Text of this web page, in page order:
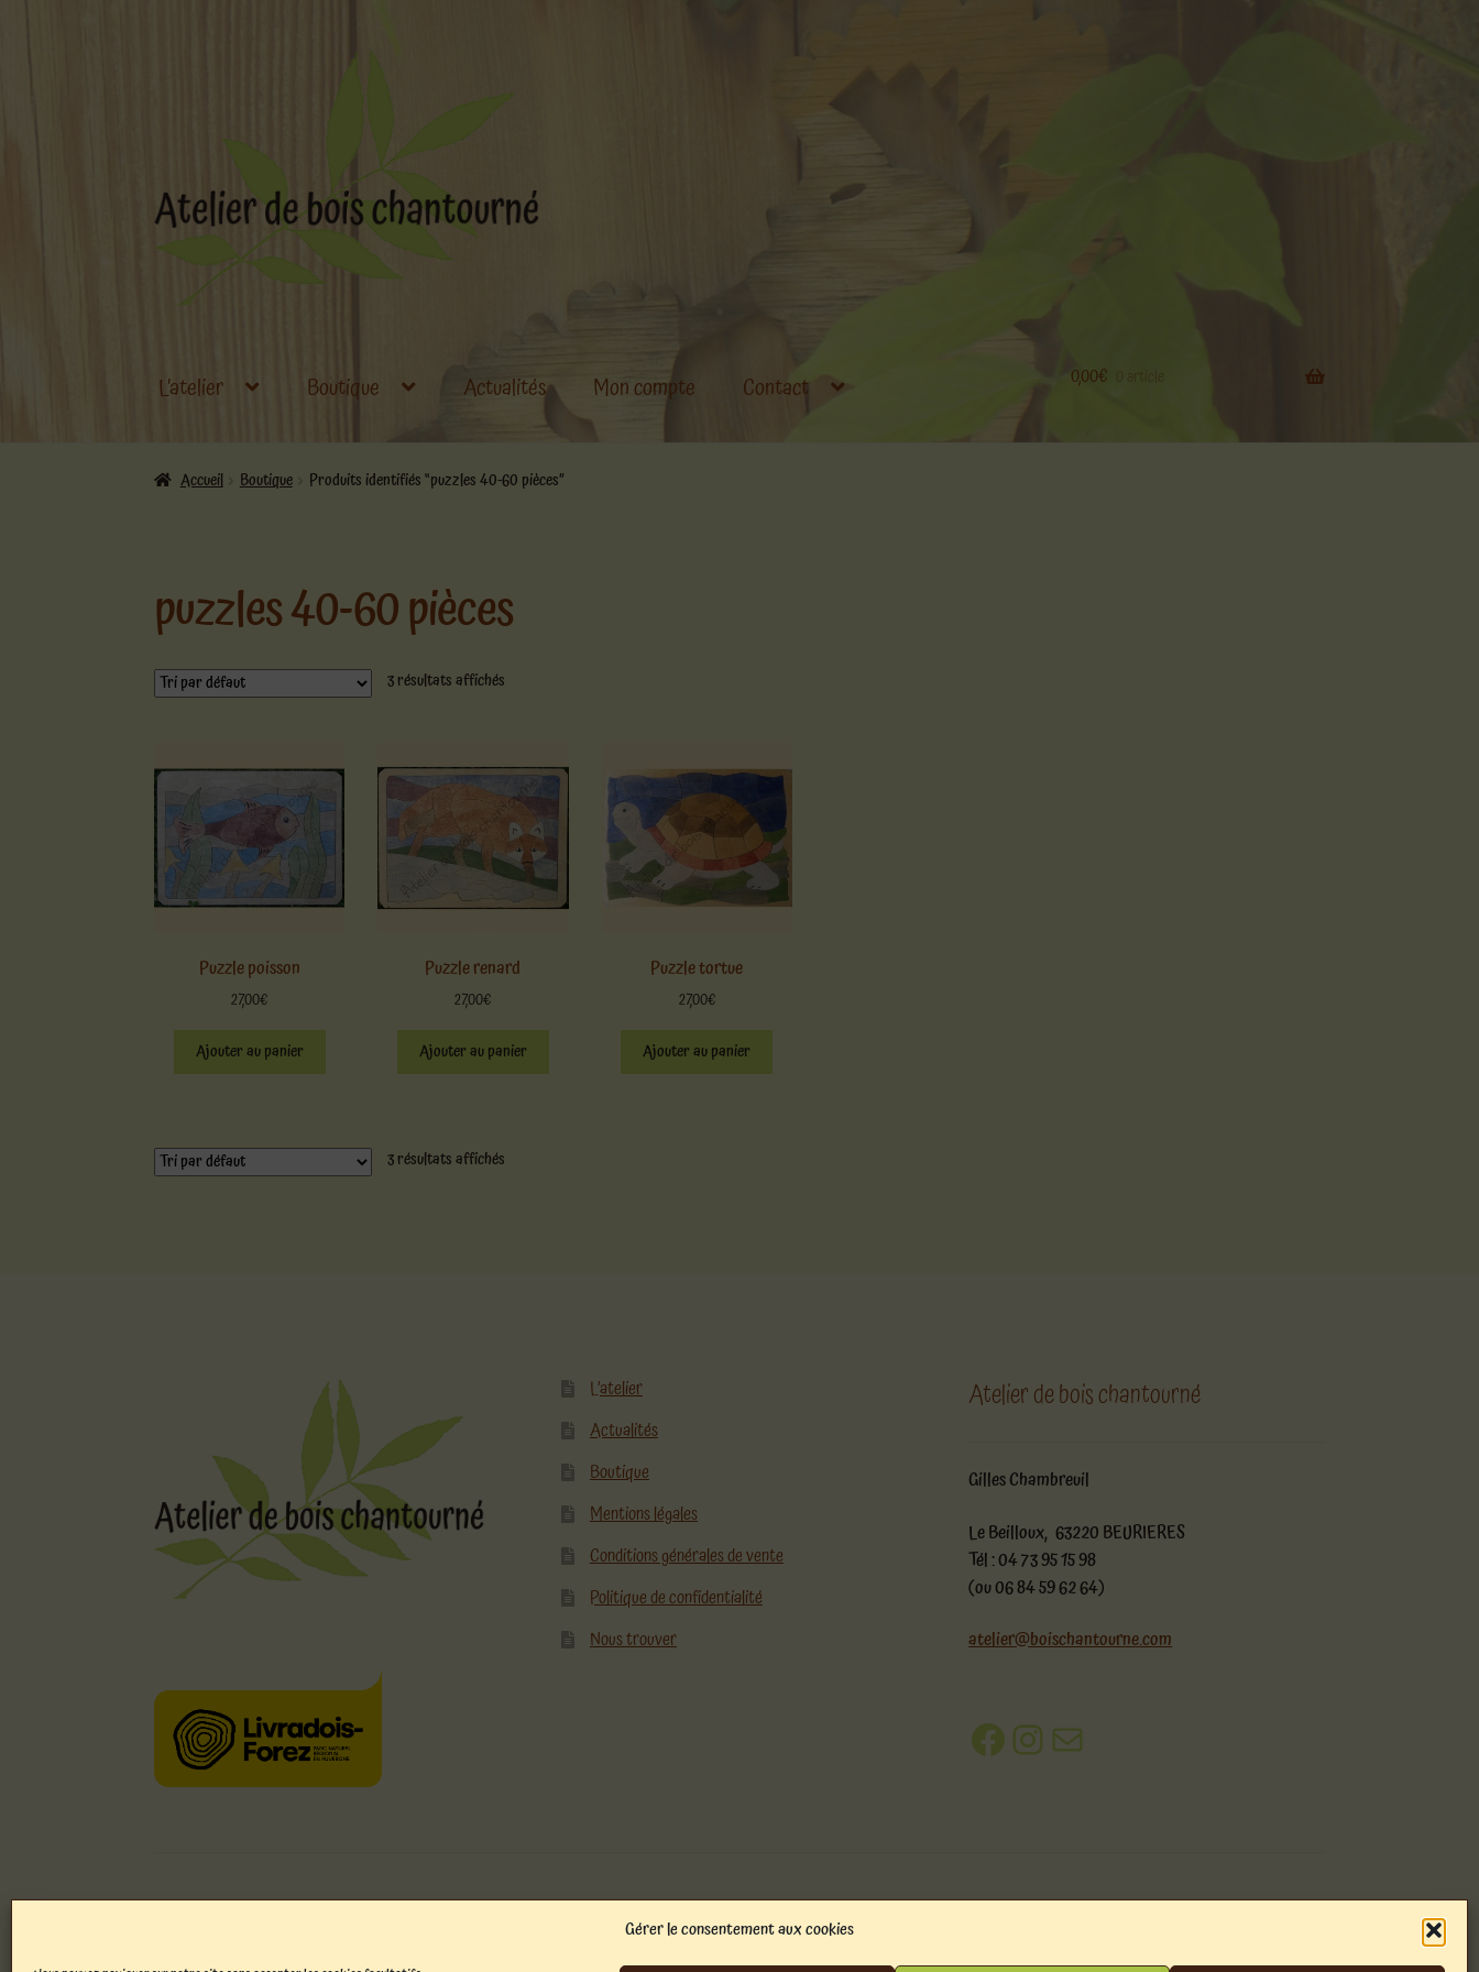
Gérer le consentement aux cookies
navigation
L’atelier Boutique Actualités Mon compte Contact 0,00€
Accueil Boutique Produits identifiés “puzzles 40-60 pièces”
puzzles 40-60 pièces
3 résultats affichés
Puzzle poisson
27,00€
Ajouter au panier
Puzzle renard
27,00€
Ajouter au panier
Puzzle tortue
27,00€
Ajouter au panier
3 résultats affichés
L’atelier
Actualités
Boutique
Mentions légales
Conditions générales de vente
Politique de confidentialité
Nous trouver
Atelier de bois chantourné
Gilles Chambreuil
Le Beilloux, 63220 BEURIERES
Tél : 04 73 95 15 98
(ou 06 84 59 62 64)
atelier@boischantourne.com
Facebook
Instagram
E-mail